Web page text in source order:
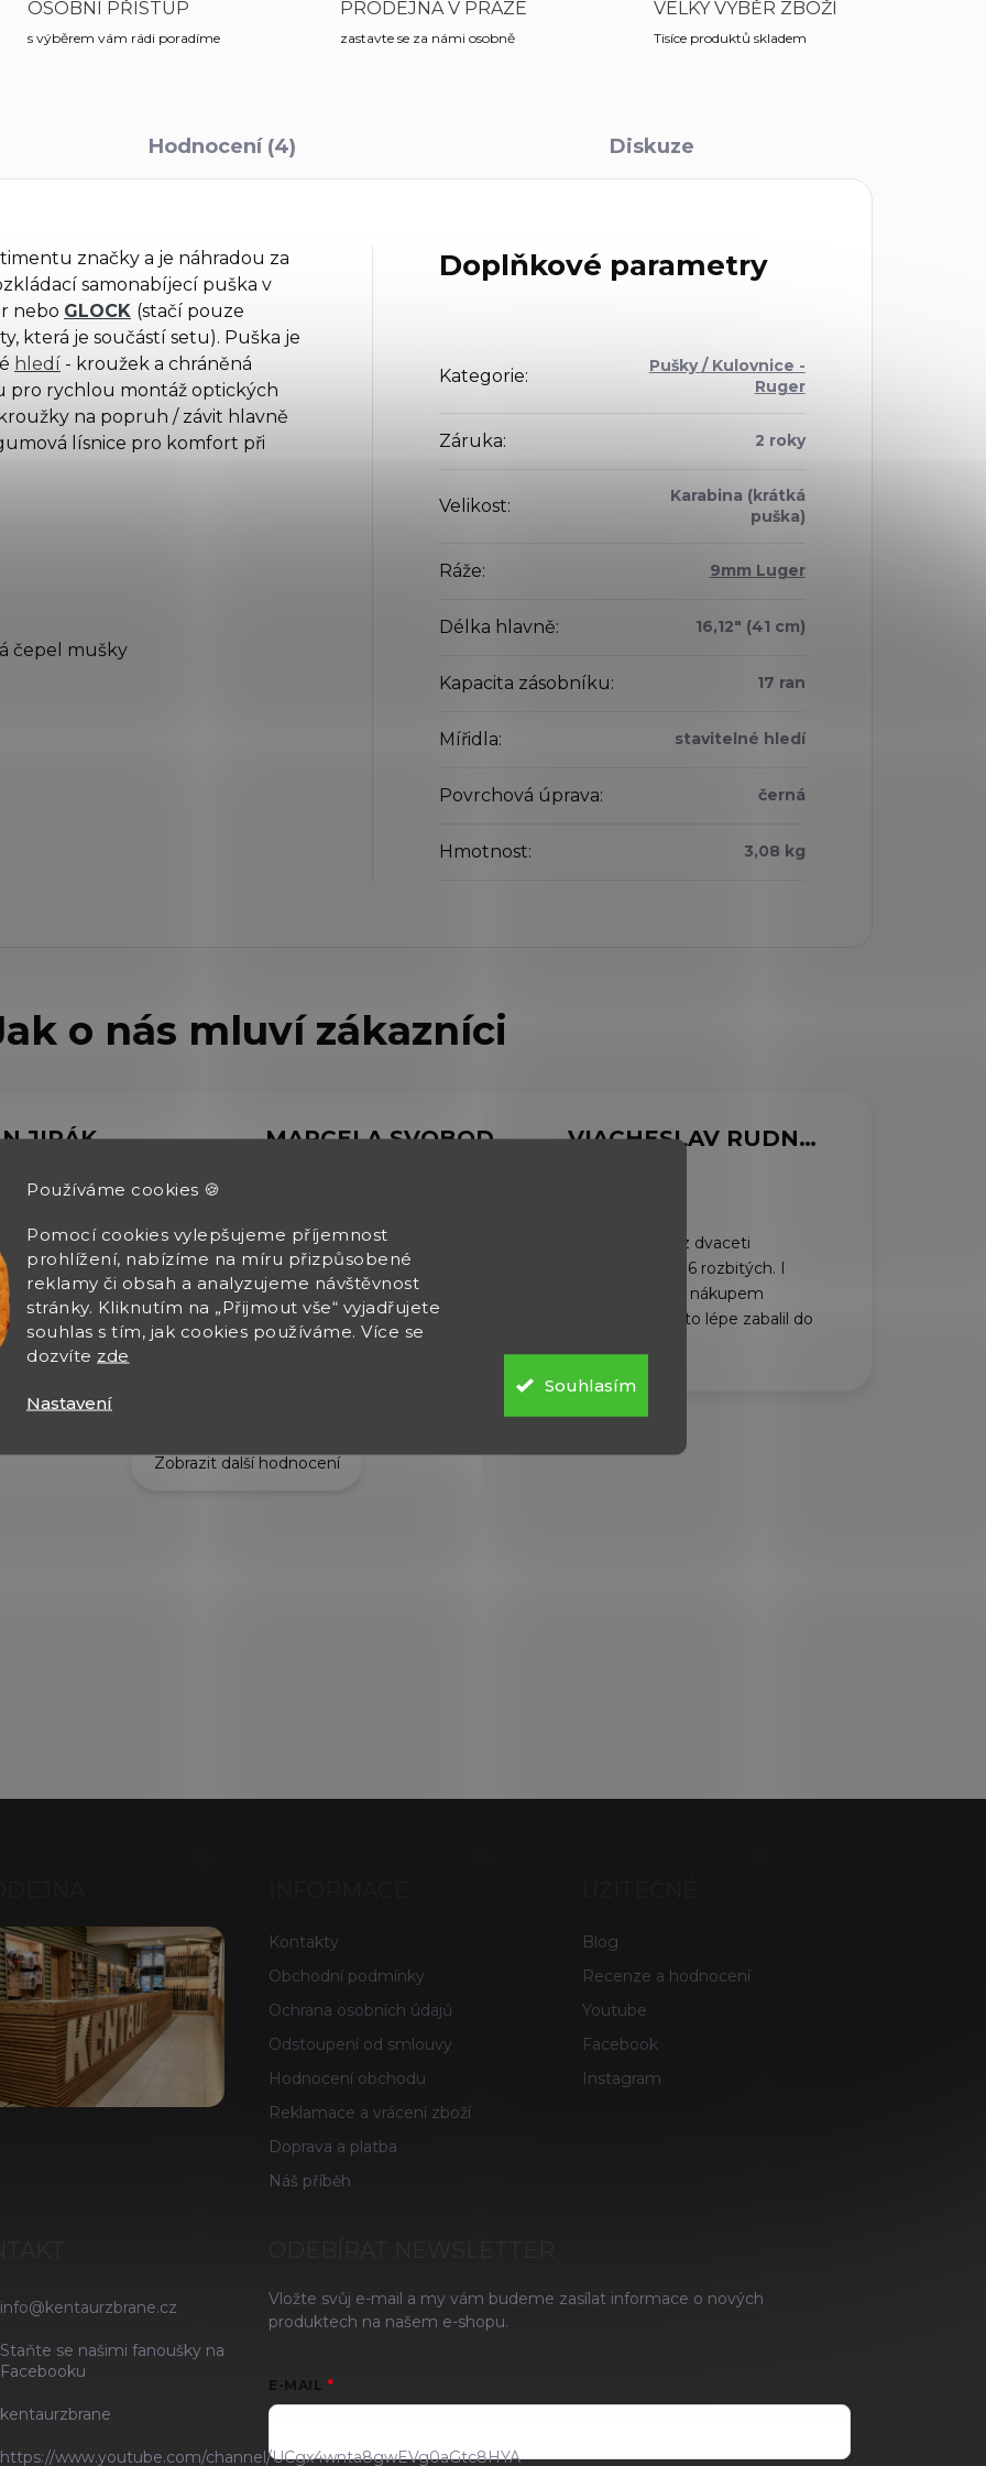
Používáme cookies 🍪
Pomocí cookies vylepšujeme příjemnost
prohlížení, nabízíme na míru přizpůsobené
reklamy či obsah a analyzujeme návštěvnost
stránky. Kliknutím na „Přijmout vše“ vyjadřujete
souhlas s tím, jak cookies používáme. Více se
dozvíte zde
Nastavení
Souhlasím
OSOBNÍ PŘÍSTUP
s výběrem vám rádi poradíme
PRODEJNA V PRAZE
zastavte se za námi osobně
VELKÝ VÝBĚR ZBOŽÍ
Tisíce produktů skladem
Hodnocení (4) Diskuze
značky a je náhradou za
samonabíjecí puška v
nebo GLOCK (stačí pouze
která je součástí setu). Puška je
hledí - kroužek a chráněná
pro rychlou montáž optických
na popruh / závit hlavně
lísnice pro komfort při
čepel mušky
Doplňkové parametry
Kategorie:
Pušky / Kulovnice -
Ruger
Záruka: 2 roky
Velikost:
Karabina (krátká
puška)
Ráže: 9mm Luger
Délka hlavně: 16,12" (41 cm)
Kapacita zásobníku: 17 ran
Mířidla: stavitelné hledí
Povrchová úprava: černá
Hmotnost: 3,08 kg
JIRÁK
výběr zboží, rychle
zásilky
MARCELA SVOBODOVÁ VIACHESLAV RUDNYTSKYI
Dorazili rychle, z dvaceti
plechovek bylo 6 rozbitých. I
když jsem před nákupem
požádal, abych to lépe zabalil do
Zobrazit další hodnocení
Kontakty
Obchodní podmínky
Ochrana osobních údajů
Odstoupení od smlouvy
Hodnocení obchodu
Reklamace a vrácení zboží
Doprava a platba
Náš příběh
Blog
Recenze a hodnocení
Youtube
Facebook
Instagram
info@kentaurzbrane.cz
Staňte se našimi fanoušky na
Facebooku
kentaurzbrane
https://www.youtube.com/channel/UCgx4wnta8gwEVg0aGtc8HYA
Vložte svůj e-mail a my vám budeme zasílat informace o nových
produktech na našem e-shopu.
E-MAIL